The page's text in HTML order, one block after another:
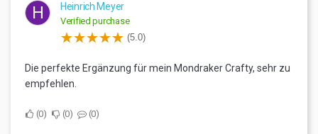
H Heinrich Meyer
Verified purchase
(5.0)
Die perfekte Ergänzung für mein Mondraker Crafty, sehr zu
empfehlen.
0 0 0